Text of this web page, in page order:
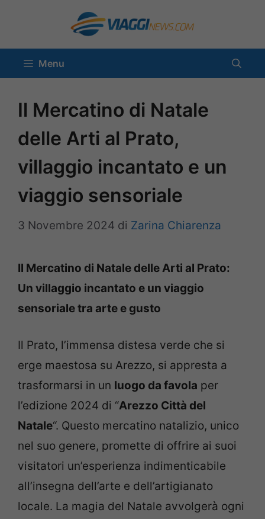
contenuto
Menu
Il Mercatino di Natale
delle Arti al Prato,
villaggio incantato e un
viaggio sensoriale
3 Novembre 2024 di Zarina Chiarenza
Il Mercatino di Natale delle Arti al Prato:
Un villaggio incantato e un viaggio
sensoriale tra arte e gusto
Il Prato, l’immensa distesa verde che si
erge maestosa su Arezzo, si appresta a
trasformarsi in un luogo da favola per
l’edizione 2024 di “Arezzo Città del
Natale“. Questo mercatino natalizio, unico
nel suo genere, promette di offrire ai suoi
visitatori un’esperienza indimenticabile
all’insegna dell’arte e dell’artigianato
locale. La magia del Natale avvolgerà ogni